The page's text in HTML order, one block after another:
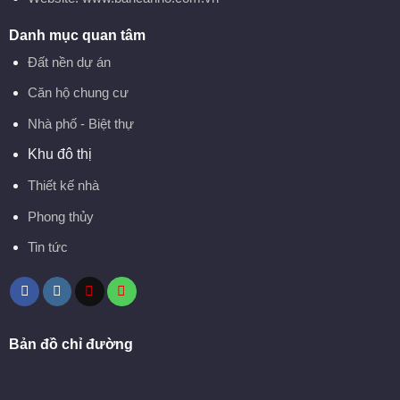
Danh mục quan tâm
Đất nền dự án
Căn hộ chung cư
Nhà phố - Biệt thự
Khu đô thị
Thiết kế nhà
Phong thủy
Tin tức
Bản đồ chỉ đường